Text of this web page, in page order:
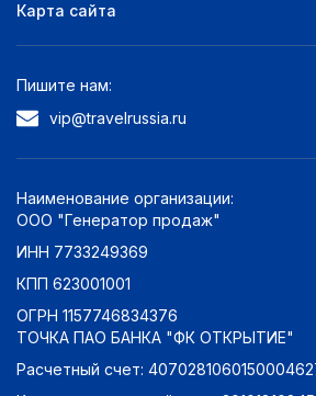
Карта сайта
Пишите нам:
vip@travelrussia.ru
Наименование организации:
ООО "Генератор продаж"
ИНН 7733249369
КПП 623001001
ОГРН 1157746834376
ТОЧКА ПАО БАНКА "ФК ОТКРЫТИЕ"
Расчетный счет: